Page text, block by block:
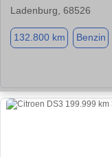
Ladenburg, 68526
132.800 km Benzin